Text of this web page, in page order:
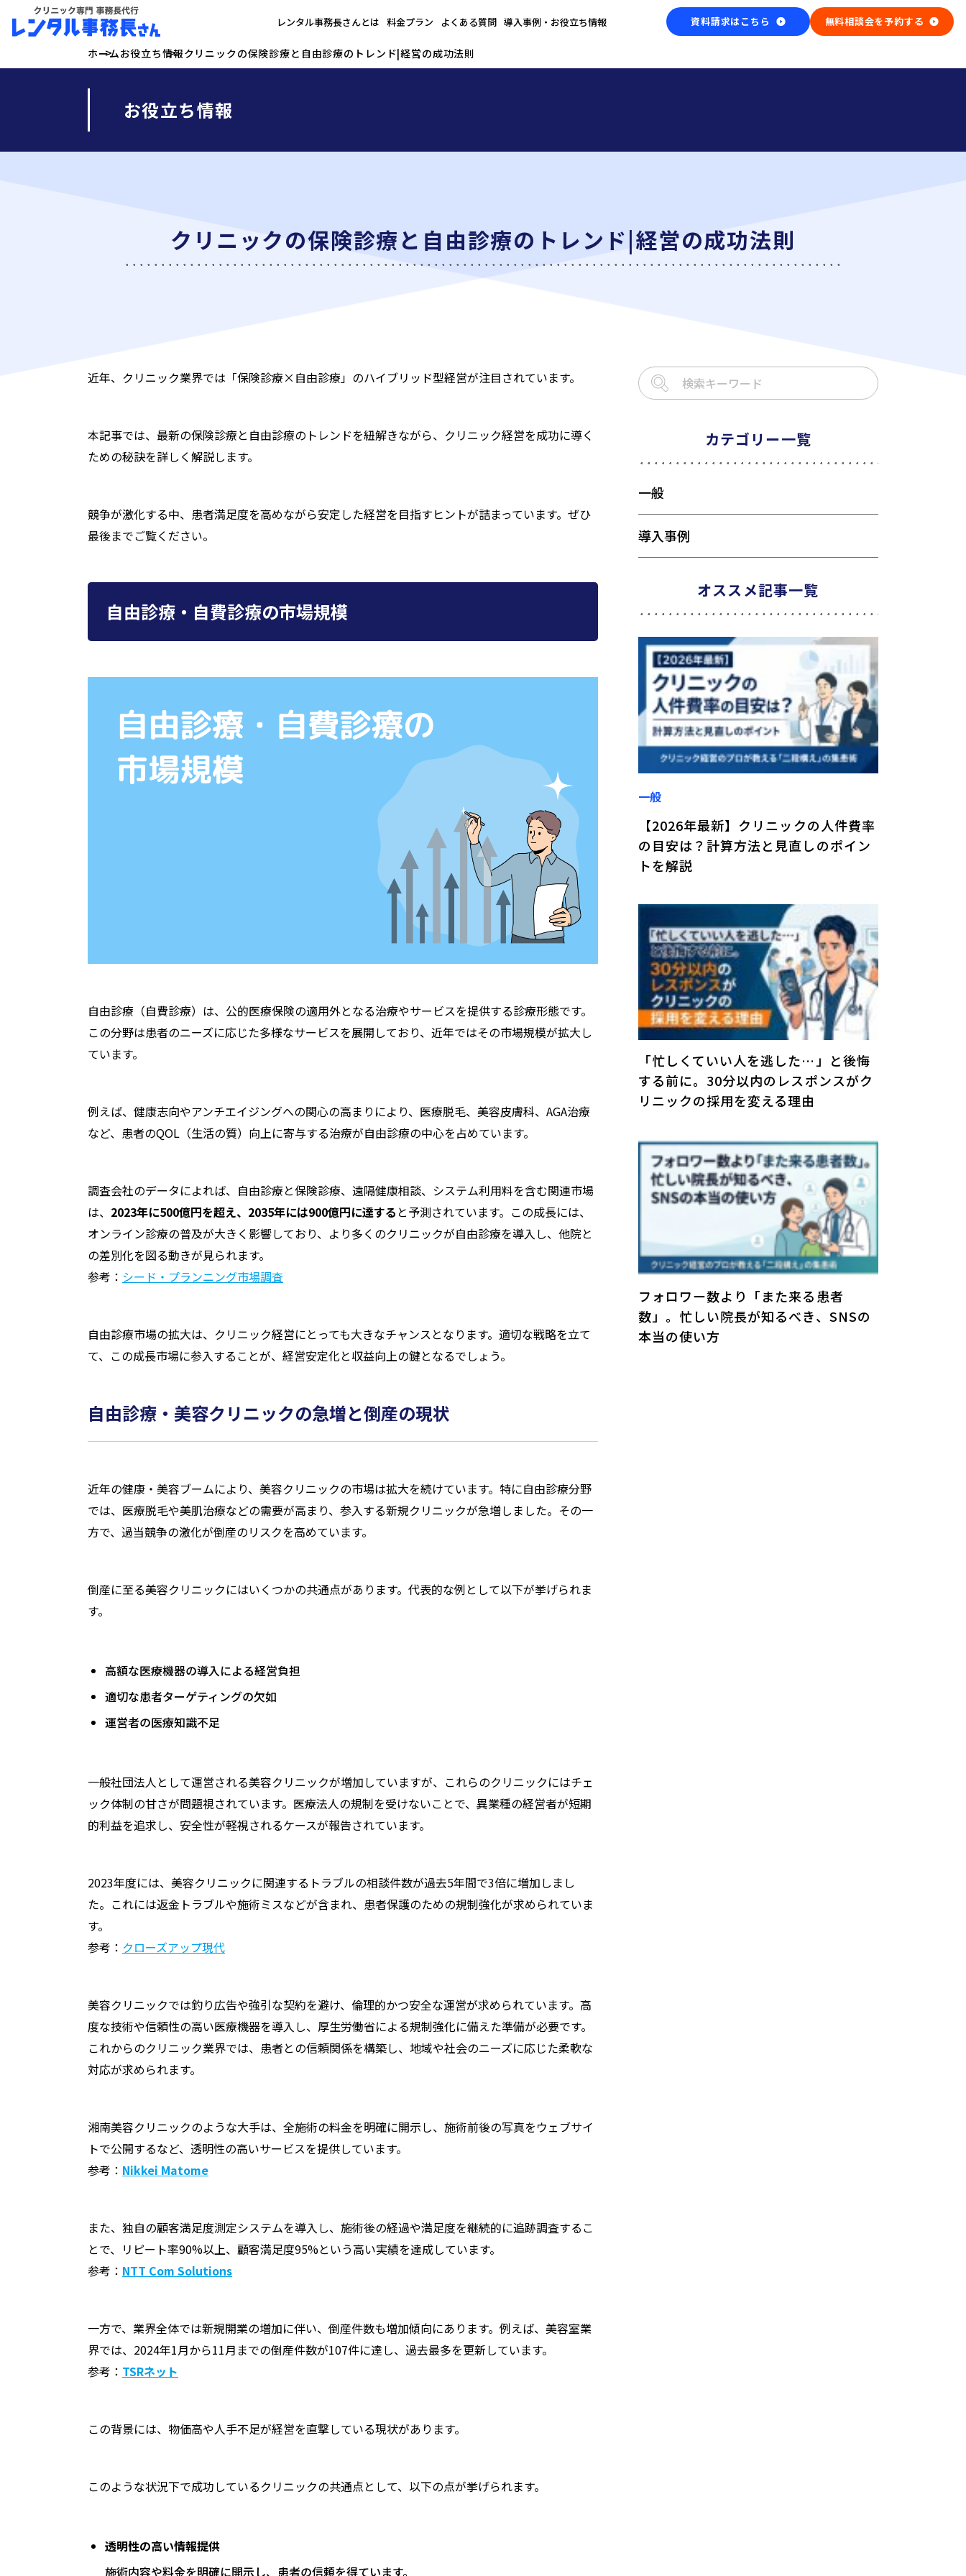
レンタル事務長さんとは 料金プラン よくある質問 導入事例・お役立ち情報 資料請求はこちら 無料相談会を予約する
ホームお役立ち情報クリニックの保険診療と自由診療のトレンド|経営の成功法則
お役立ち情報
クリニックの保険診療と自由診療のトレンド|経営の成功法則
近年、クリニック業界では「保険診療×自由診療」のハイブリッド型経営が注目されています。
本記事では、最新の保険診療と自由診療のトレンドを紐解きながら、クリニック経営を成功に導く
ための秘訣を詳しく解説します。
競争が激化する中、患者満足度を高めながら安定した経営を目指すヒントが詰まっています。ぜひ
最後までご覧ください。
自由診療・自費診療の市場規模
自由診療（自費診療）は、公的医療保険の適用外となる治療やサービスを提供する診療形態です。
この分野は患者のニーズに応じた多様なサービスを展開しており、近年ではその市場規模が拡大し
ています。
例えば、健康志向やアンチエイジングへの関心の高まりにより、医療脱毛、美容皮膚科、AGA治療
など、患者のQOL（生活の質）向上に寄与する治療が自由診療の中心を占めています。
調査会社のデータによれば、自由診療と保険診療、遠隔健康相談、システム利用料を含む関連市場
は、 2023年に500億円を超え、2035年には900億円に達する と予測されています。この成長には、
オンライン診療の普及が大きく影響しており、より多くのクリニックが自由診療を導入し、他院と
の差別化を図る動きが見られます。
参考： シード・プランニング市場調査
自由診療市場の拡大は、クリニック経営にとっても大きなチャンスとなります。適切な戦略を立て
て、この成長市場に参入することが、経営安定化と収益向上の鍵となるでしょう。
自由診療・美容クリニックの急増と倒産の現状
近年の健康・美容ブームにより、美容クリニックの市場は拡大を続けています。特に自由診療分野
では、医療脱毛や美肌治療などの需要が高まり、参入する新規クリニックが急増しました。その一
方で、過当競争の激化が倒産のリスクを高めています。
倒産に至る美容クリニックにはいくつかの共通点があります。代表的な例として以下が挙げられま
す。
高額な医療機器の導入による経営負担
適切な患者ターゲティングの欠如
運営者の医療知識不足
一般社団法人として運営される美容クリニックが増加していますが、これらのクリニックにはチェ
ック体制の甘さが問題視されています。医療法人の規制を受けないことで、異業種の経営者が短期
的利益を追求し、安全性が軽視されるケースが報告されています。
2023年度には、美容クリニックに関連するトラブルの相談件数が過去5年間で3倍に増加しまし
た。これには返金トラブルや施術ミスなどが含まれ、患者保護のための規制強化が求められていま
す。
参考： クローズアップ現代
美容クリニックでは釣り広告や強引な契約を避け、倫理的かつ安全な運営が求められています。高
度な技術や信頼性の高い医療機器を導入し、厚生労働省による規制強化に備えた準備が必要です。
これからのクリニック業界では、患者との信頼関係を構築し、地域や社会のニーズに応じた柔軟な
対応が求められます。
湘南美容クリニックのような大手は、全施術の料金を明確に開示し、施術前後の写真をウェブサイ
トで公開するなど、透明性の高いサービスを提供しています。
参考： Nikkei Matome
また、独自の顧客満足度測定システムを導入し、施術後の経過や満足度を継続的に追跡調査するこ
とで、リピート率90%以上、顧客満足度95%という高い実績を達成しています。
参考： NTT Com Solutions
一方で、業界全体では新規開業の増加に伴い、倒産件数も増加傾向にあります。例えば、美容室業
界では、2024年1月から11月までの倒産件数が107件に達し、過去最多を更新しています。
参考： TSRネット
この背景には、物価高や人手不足が経営を直撃している現状があります。
このような状況下で成功しているクリニックの共通点として、以下の点が挙げられます。
透明性の高い情報提供
施術内容や料金を明確に開示し、患者の信頼を得ています。
カテゴリー一覧
一般
導入事例
オススメ記事一覧
一般
【2026年最新】クリニックの人件費率
の目安は？計算方法と見直しのポイン
トを解説
「忙しくていい人を逃した…」と後悔
する前に。30分以内のレスポンスがク
リニックの採用を変える理由
フォロワー数より「また来る患者
数」。忙しい院長が知るべき、SNSの
本当の使い方